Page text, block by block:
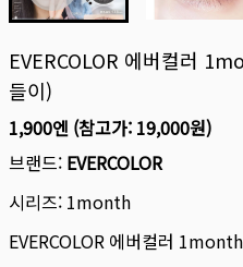
EVERCOLOR 에버컬러
들이)
1,900엔 (참고가: 19,000원)
브랜드: EVERCOLOR
시리즈: 1month
EVERCOLOR 에버컬러